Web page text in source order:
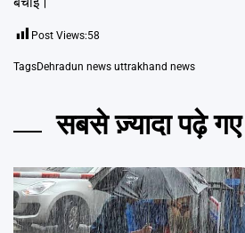
Post Views:58
TagsDehradun news uttrakhand news
सबसे ज़्यादा पढ़े गए